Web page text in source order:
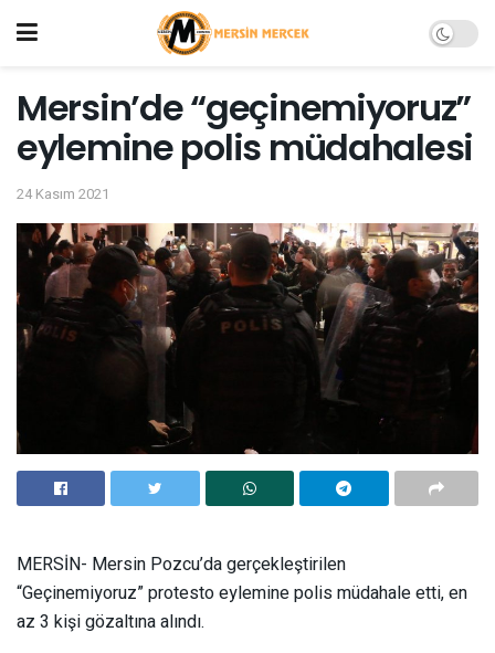
Mersin’de “geçinemiyoruz”
eylemine polis müdahalesi
24 Kasım 2021
MERSİN- Mersin Pozcu’da gerçekleştirilen
“Geçinemiyoruz” protesto eylemine polis müdahale etti, en
az 3 kişi gözaltına alındı.